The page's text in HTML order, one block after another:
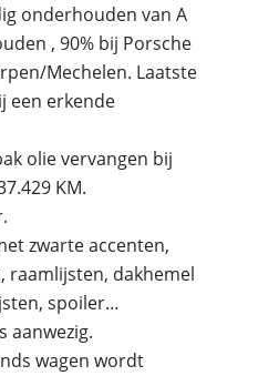
onderhouden van A
, 90% bij Porsche
Mechelen. Laatste
een erkende
olie vervangen bij
KM.
zwarte accenten,
raamlijsten, dakhemel
spoiler…
aanwezig.
wagen wordt